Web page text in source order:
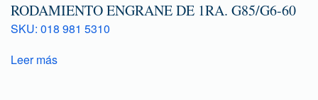
RODAMIENTO ENGRANE DE 1RA. G85/G6-60
SKU: 018 981 5310
Leer más